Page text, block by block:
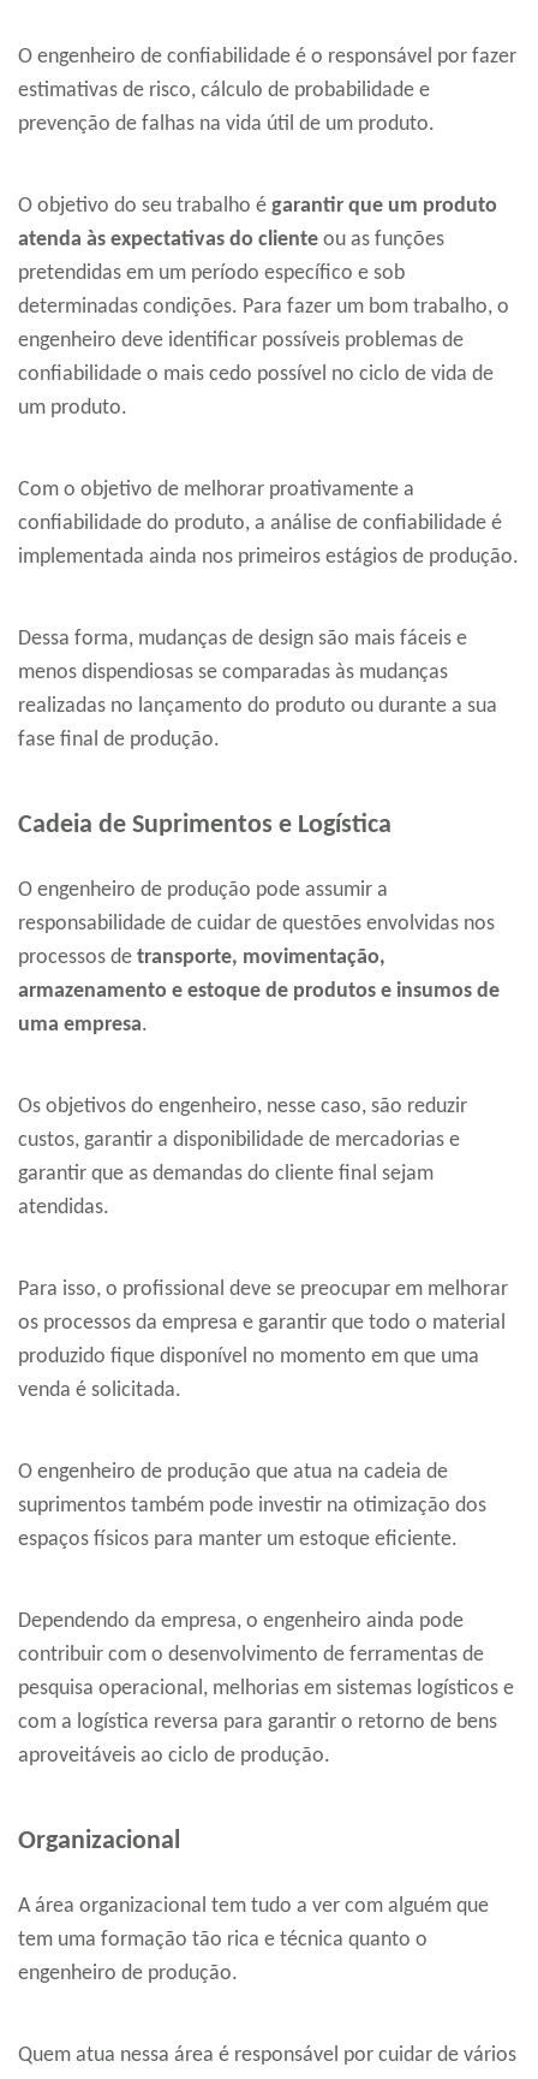
O engenheiro de confiabilidade é o responsável por fazer
estimativas de risco, cálculo de probabilidade e
prevenção de falhas na vida útil de um produto.
O objetivo do seu trabalho é garantir que um produto
atenda às expectativas do cliente ou as funções
pretendidas em um período específico e sob
determinadas condições. Para fazer um bom trabalho, o
engenheiro deve identificar possíveis problemas de
confiabilidade o mais cedo possível no ciclo de vida de
um produto.
Com o objetivo de melhorar proativamente a
confiabilidade do produto, a análise de confiabilidade é
implementada ainda nos primeiros estágios de produção.
Dessa forma, mudanças de design são mais fáceis e
menos dispendiosas se comparadas às mudanças
realizadas no lançamento do produto ou durante a sua
fase final de produção.
Cadeia de Suprimentos e Logística
O engenheiro de produção pode assumir a
responsabilidade de cuidar de questões envolvidas nos
processos de transporte, movimentação,
armazenamento e estoque de produtos e insumos de
uma empresa.
Os objetivos do engenheiro, nesse caso, são reduzir
custos, garantir a disponibilidade de mercadorias e
garantir que as demandas do cliente final sejam
atendidas.
Para isso, o profissional deve se preocupar em melhorar
os processos da empresa e garantir que todo o material
produzido fique disponível no momento em que uma
venda é solicitada.
O engenheiro de produção que atua na cadeia de
suprimentos também pode investir na otimização dos
espaços físicos para manter um estoque eficiente.
Dependendo da empresa, o engenheiro ainda pode
contribuir com o desenvolvimento de ferramentas de
pesquisa operacional, melhorias em sistemas logísticos e
com a logística reversa para garantir o retorno de bens
aproveitáveis ao ciclo de produção.
Organizacional
A área organizacional tem tudo a ver com alguém que
tem uma formação tão rica e técnica quanto o
engenheiro de produção.
Quem atua nessa área é responsável por cuidar de vários